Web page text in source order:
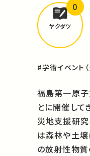
ヤクダツ
0
#学術イベント
福島第一原
とに開催し
災地支援研究
は森林や土壌
の放射性物